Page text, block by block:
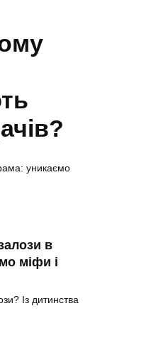
уникаємо
в
міфи і
Із дитинства